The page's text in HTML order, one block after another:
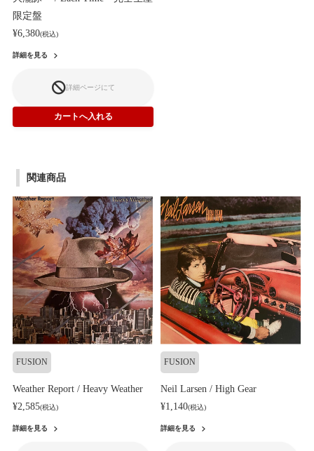
限定盤
¥6,380(税込)
詳細を見る
詳細ページにて
関連商品
FUSION
Weather Report / Heavy Weather
¥2,585(税込)
詳細を見る
FUSION
Neil Larsen / High Gear
¥1,140(税込)
詳細を見る